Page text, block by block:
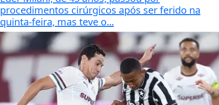
procedimentos cirúrgicos após ser ferido na
quinta-feira, mas teve o...